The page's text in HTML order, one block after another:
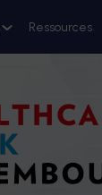
Ressources